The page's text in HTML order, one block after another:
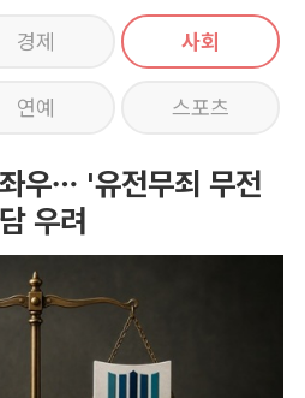
경제 사회
연예 스포츠
우… '유전무죄 무전
우려